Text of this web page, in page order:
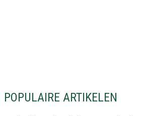
POPULAIRE ARTIKELEN